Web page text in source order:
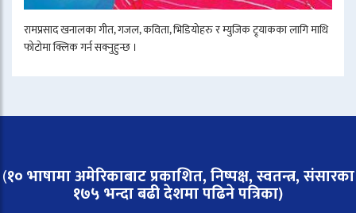
रामप्रसाद खनालका गीत, गजल, कविता, भिडियोहरु र म्युजिक ट्र्याकका लागि माथि
फोटोमा क्लिक गर्न सक्नुहुन्छ ।
(१० भाषामा अमेरिकाबाट प्रकाशित, निष्पक्ष, स्वतन्त्र,संसारका
१७५ भन्दा बढी देशमा पढिने पत्रिका)